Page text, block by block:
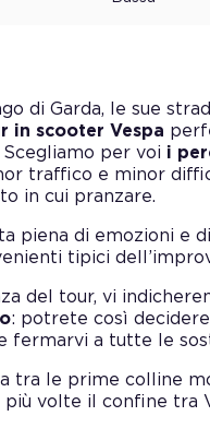
di Garda, le sue
in scooter Vespa
Scegliamo per voi i
traffico e minor
in cui pranzare.
piena di emozioni e
tipici
del tour, vi
: potrete così
a tutte le
tra le prime colline
più volte il confine tra